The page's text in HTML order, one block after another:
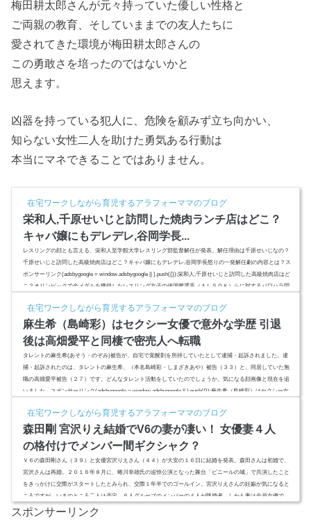
梅田耕太郎さんが元々持っていた優しい性格と
ご両親の教育、そしていままでの友人たちに
愛されてきた環境が梅田耕太郎さんの
この勇敢さを培ったのではないかと
思えます。
凶器を持っている犯人に、危険を顧みず立ち向かい、
知らない女性二人を助けた勇気ある行動は
本当にマネできることではありません。
在宅ワークしながら育児するアラフォーママのブログ
栄和人,千原せいじと訪問した焼肉ランチ店はどこ？
キャバ嬢にもデレデレ,谷岡学長...
レスリングの顔とも言える、栄和人至学館大学レスリング部監督解任が発表。解任理由は千原せいじなの？
千原せいじと訪問した高級焼肉店はどこ？キャバ嬢にもデレデレ,谷岡学長怒りの一発解任劇の内容とは？ス
ポンサーリンク(adsbygoogle = window.adsbygoogle || ).push({});栄和人,千原せいじと訪問した高級焼肉店はど
こ？オリンピックで金メダルを獲得したレスリング女子の伊調馨選手（ＡＬＳＯＫ）らに対するパワハラ問
ために栄...
在宅ワークしながら育児するアラフォーママのブログ
麻生希（島崎彩）はセクシー女優で意外な学歴 引退
後は高畑愛平と同棲で密売人へ転職
タレントの麻生希(あそう・のぞみ)被告が、自宅で覚醒剤を所持していたとして逮捕・起訴されました。逮
捕・起訴されたのは、タレントの麻生希、（本名島崎彩・しまざきあや）被告（３３）と、同居していた無
職の高畑愛平被告（２７）です。どんなタレント活動をしていたのでしょうか。気になる顔画像と現在を追
いました。スポンサーリンク(adsbygoogle = window.adsbygoogle || ).push({});麻生希（島崎彩）はセクシー女
されました...
在宅ワークしながら育児するアラフォーママのブログ
森田剛 宮沢りえ結婚でV6の妻が凄い！ 女優妻４人
の格付けでメンバー間ギクシャク？
Ｖ６の森田剛さん（３９）と女優宮沢りえさん（４４）が大安の１６日に結婚を発表。森田さんは初婚で、
宮沢さんは再婚。２０１６年８月に、蜷川幸雄氏の追悼公演となった舞台「ビニールの城」で共演したこと
をきっかけに交際がスタートしたとみられ、交際１年半でのゴールイン。宮沢りえさんの妊娠が気になると
ころですが、いまのところ二人は否定。６人グループのメンバーの４人が既婚者、しかも妻は全員女優で
す。個性溢れる女優たちとどのように出会い、彼らは結婚を決意したのでしょうか。妻たちの女優としての
格付けでメンバー間...
スポンサーリンク